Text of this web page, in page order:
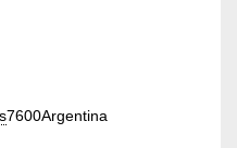
7600Argentina